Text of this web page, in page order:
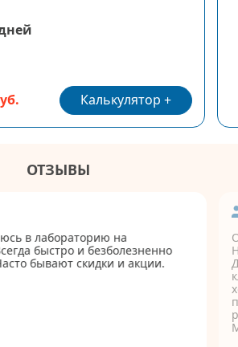
Калькулятор
ОТЗЫВЫ
в лабораторию на
быстро и безболезненно
бывают скидки и акции.